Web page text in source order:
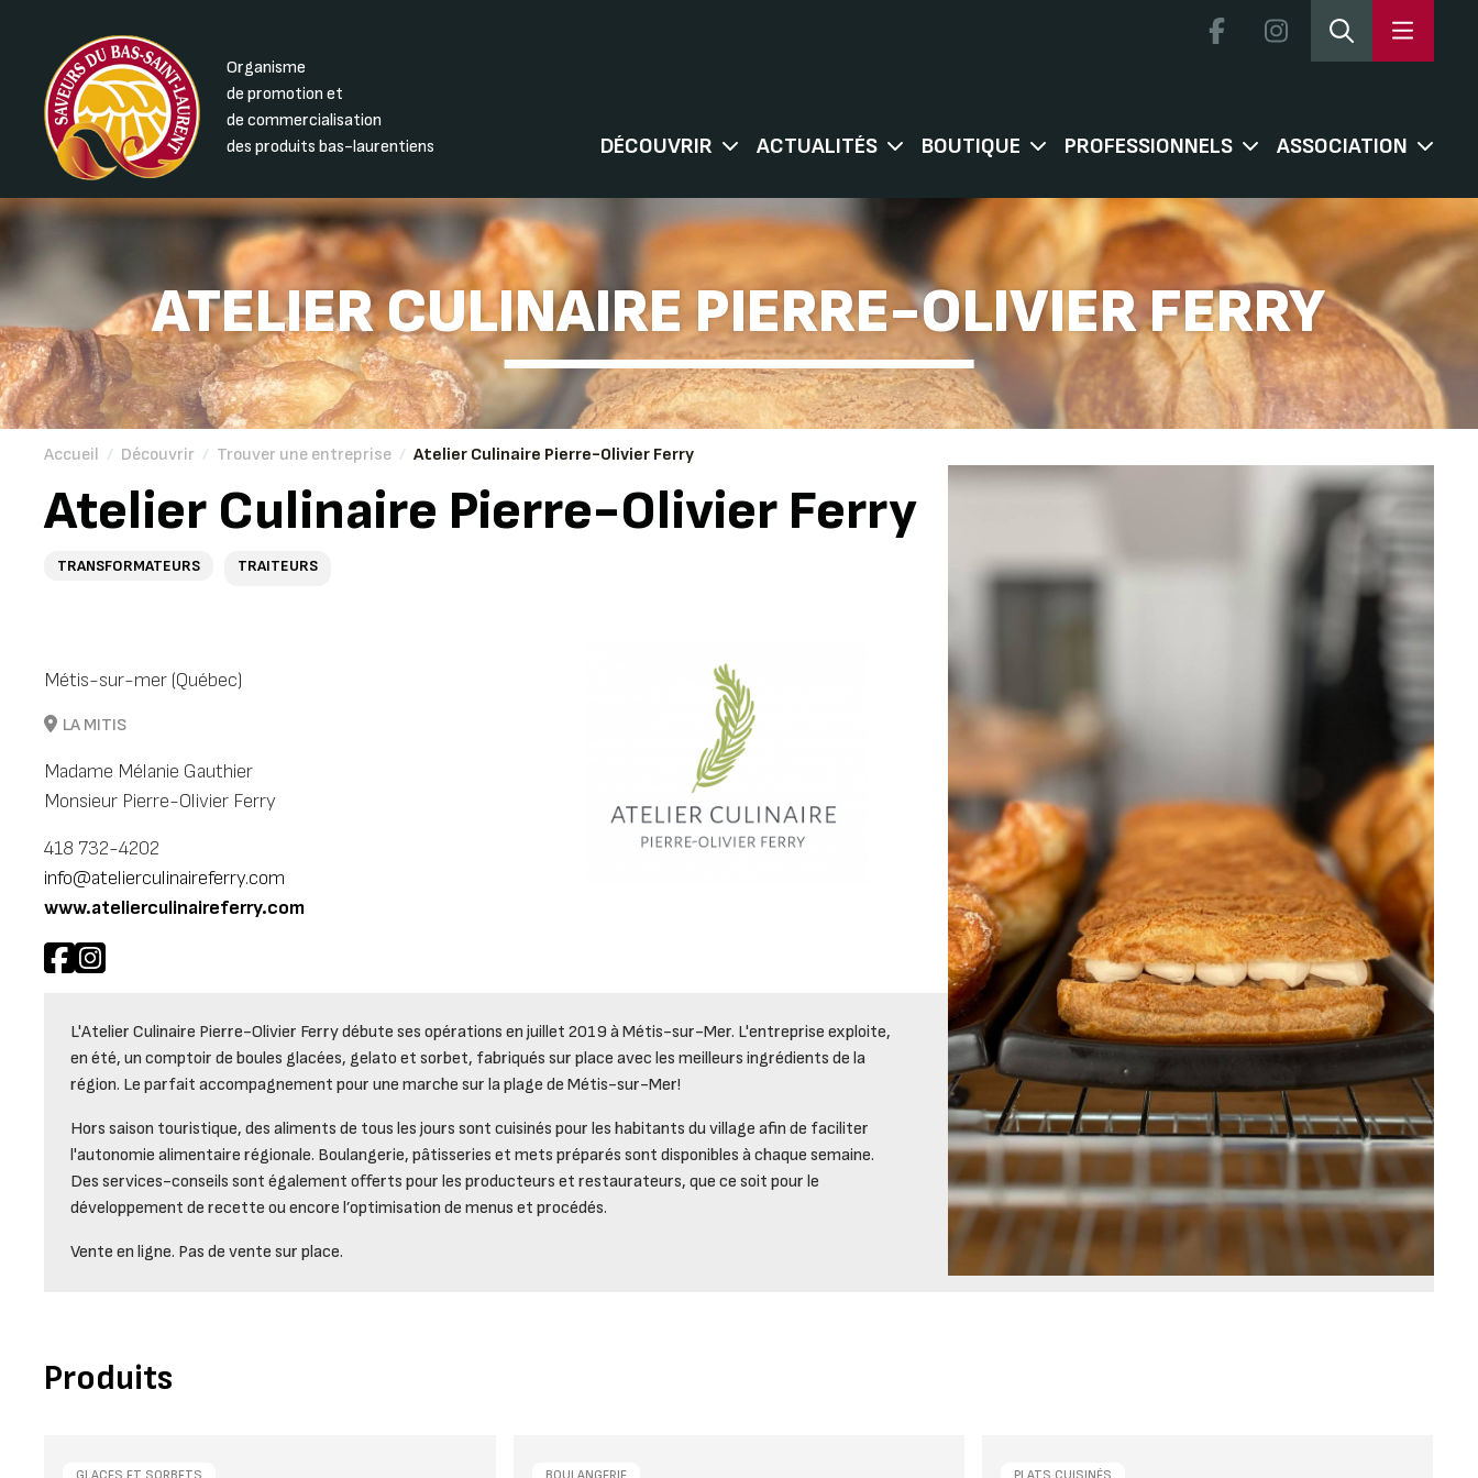
Organisme
de promotion et
de commercialisation
des produits bas-laurentiens
DÉCOUVRIR ACTUALITÉS BOUTIQUE PROFESSIONNELS ASSOCIATION
ATELIER CULINAIRE PIERRE-OLIVIER FERRY
Accueil / Découvrir / Trouver une entreprise / Atelier Culinaire Pierre-Olivier Ferry
Atelier Culinaire Pierre-Olivier Ferry
TRANSFORMATEURS TRAITEURS
Métis-sur-mer (Québec)
LA MITIS
Madame Mélanie Gauthier
Monsieur Pierre-Olivier Ferry
418 732-4202
info@atelierculinaireferry.com
www.atelierculinaireferry.com
L'Atelier Culinaire Pierre-Olivier Ferry débute ses opérations en juillet 2019 à Métis-sur-Mer. L'entreprise exploite,
en été, un comptoir de boules glacées, gelato et sorbet, fabriqués sur place avec les meilleurs ingrédients de la
région. Le parfait accompagnement pour une marche sur la plage de Métis-sur-Mer!
Hors saison touristique, des aliments de tous les jours sont cuisinés pour les habitants du village afin de faciliter
l'autonomie alimentaire régionale. Boulangerie, pâtisseries et mets préparés sont disponibles à chaque semaine.
Des services-conseils sont également offerts pour les producteurs et restaurateurs, que ce soit pour le
développement de recette ou encore l’optimisation de menus et procédés.
Vente en ligne. Pas de vente sur place.
Produits